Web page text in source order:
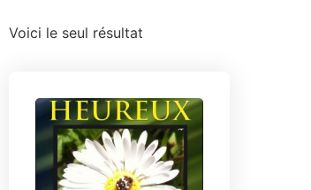
Voici le seul résultat